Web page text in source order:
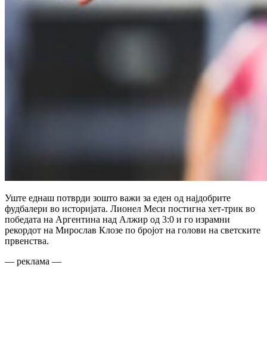
Уште еднаш потврди зошто важи за еден од најдобрите
фудбалери во историјата. Лионел Меси постигна хет-трик во
победата на Аргентина над Алжир од 3:0 и го израмни
рекордот на Мирослав Клозе по бројот на голови на светските
првенства.
— реклама —